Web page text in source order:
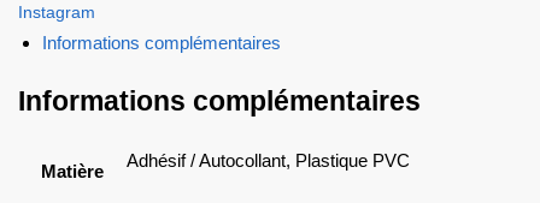
Instagram
Informations complémentaires
Informations complémentaires
Matière
Adhésif / Autocollant, Plastique PVC